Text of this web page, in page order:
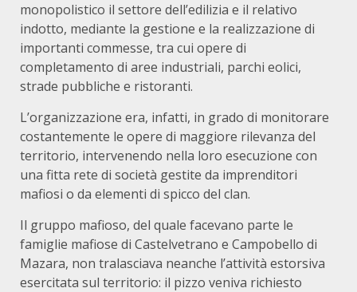
monopolistico il settore dell’edilizia e il relativo
indotto, mediante la gestione e la realizzazione di
importanti commesse, tra cui opere di
completamento di aree industriali, parchi eolici,
strade pubbliche e ristoranti.
L’organizzazione era, infatti, in grado di monitorare
costantemente le opere di maggiore rilevanza del
territorio, intervenendo nella loro esecuzione con
una fitta rete di società gestite da imprenditori
mafiosi o da elementi di spicco del clan.
Il gruppo mafioso, del quale facevano parte le
famiglie mafiose di Castelvetrano e Campobello di
Mazara, non tralasciava neanche l’attività estorsiva
esercitata sul territorio: il pizzo veniva richiesto